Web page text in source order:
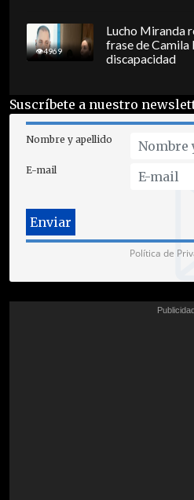
4969
Lucho Miranda
frase de Camila
discapacidad
Suscríbete a nuestro
Nombre y apellido
E-mail
Política de